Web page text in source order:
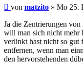
Beitrag
von matzito » Mo 25.
Ja die Zentrierungen
will man sich nicht mehr
verlinkt hast nicht so gut
entfernen, wenn man
den hervorstehenden